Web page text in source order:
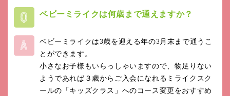
ベビーミライクは何歳まで通えますか？
ベビーミライクは3歳を迎える年の3月末まで通うこ
とができます。
小さなお子様もいらっしゃいますので、物足りない
ようであれば３歳からご入会になれるミライクスク
ールの「キッズクラス」へのコース変更をおすすめ